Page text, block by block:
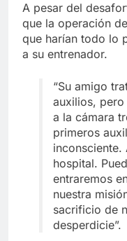
A pesar del
que la operación
que harían todo lo
a su entrenador.
“Su amigo
auxilios,
a la cámara
primeros
inconsciente.
hospital.
entraremos
nuestra
sacrificio de
desperdicie”.